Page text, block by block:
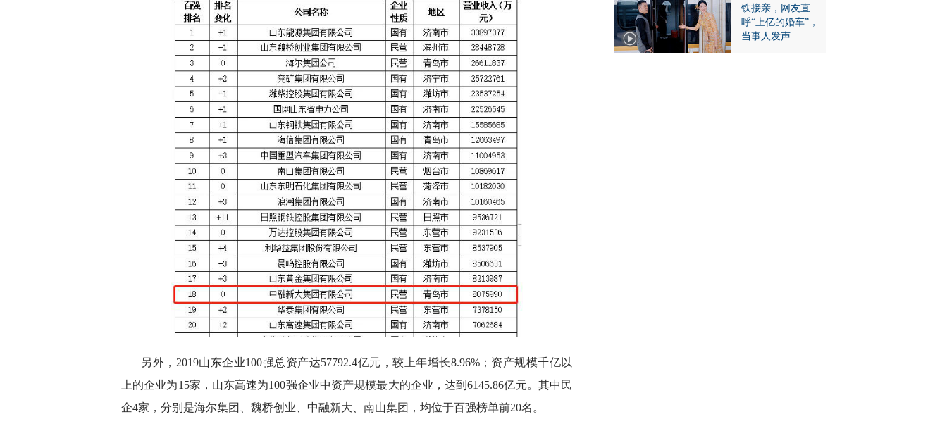
另外，2019山东企业100强总资产达57792.4亿元，较上年增长8.96%；资产规模千亿以
上的企业为15家，山东高速为100强企业中资产规模最大的企业，达到6145.86亿元。其中民
企4家，分别是海尔集团、魏桥创业、中融新大、南山集团，均位于百强榜单前20名。
铁接亲，网友直
呼“上亿的婚车”，
当事人发声